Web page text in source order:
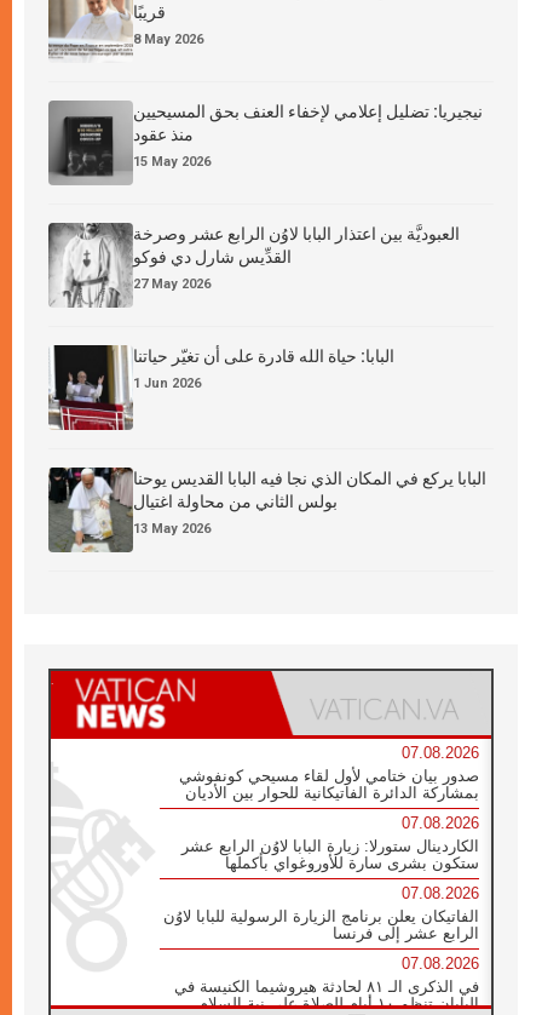
قريبًا
8 May 2026
نيجيريا: تضليل إعلامي لإخفاء العنف بحق المسيحيين
منذ عقود
15 May 2026
العبوديَّة بين اعتذار البابا لاوُن الرابع عشر وصرخة
القدِّيس شارل دي فوكو
27 May 2026
البابا: حياة الله قادرة على أن تغيّر حياتنا
1 Jun 2026
البابا يركع في المكان الذي نجا فيه البابا القديس يوحنا
بولس الثاني من محاولة اغتيال
13 May 2026
07.08.2026
صدور بيان ختامي لأول لقاء مسيحي كونفوشي
بمشاركة الدائرة الفاتيكانية للحوار بين الأديان
07.08.2026
الكاردينال ستورلا: زيارة البابا لاوُن الرابع عشر
ستكون بشرى سارة للأوروغواي بأكملها
07.08.2026
الفاتيكان يعلن برنامج الزيارة الرسولية للبابا لاوُن
الرابع عشر إلى فرنسا
07.08.2026
في الذكرى الـ ٨١ لحادثة هيروشيما الكنيسة في
اليابان تنظم ١٠ أيام للصلاة على نية السلام